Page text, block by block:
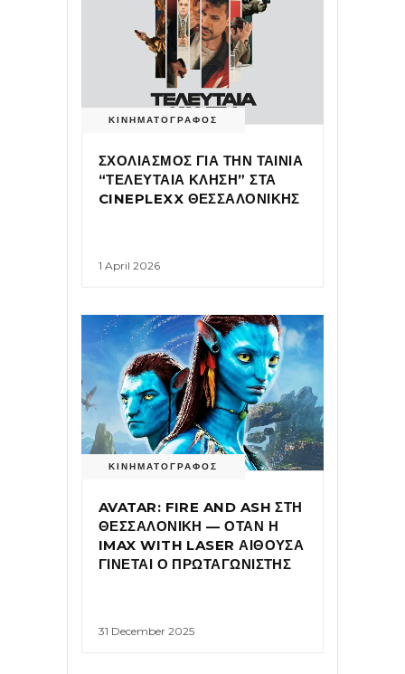
ΚΙΝΗΜΑΤΟΓΡΑΦΟΣ
ΣΧΟΛΙΑΣΜΟΣ ΓΙΑ ΤΗΝ ΤΑΙΝΙΑ
“ΤΕΛΕΥΤΑΙΑ ΚΛΗΣΗ” ΣΤΑ
CINEPLEXX ΘΕΣΣΑΛΟΝΙΚΗΣ
1 April 2026
ΚΙΝΗΜΑΤΟΓΡΑΦΟΣ
AVATAR: FIRE AND ASH ΣΤΗ
ΘΕΣΣΑΛΟΝΙΚΗ — ΟΤΑΝ Η
IMAX WITH LASER ΑΙΘΟΥΣΑ
ΓΙΝΕΤΑΙ Ο ΠΡΩΤΑΓΩΝΙΣΤΗΣ
31 December 2025